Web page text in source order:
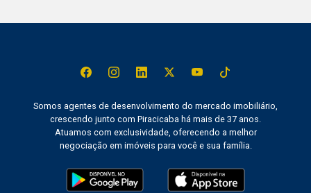
Somos agentes de desenvolvimento do mercado imobiliário,
crescendo junto com Piracicaba há mais de 37 anos.
Atuamos com exclusividade, oferecendo a melhor
negociação em imóveis para você e sua família.